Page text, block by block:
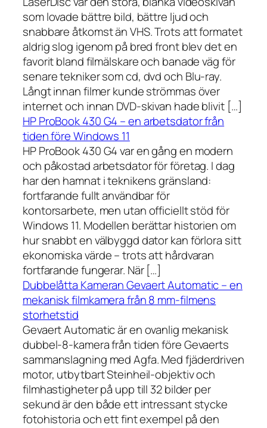
som lovade bättre bild, bättre ljud och
snabbare åtkomst än VHS. Trots att formatet
aldrig slog igenom på bred front blev det en
favorit bland filmälskare och banade väg för
senare tekniker som cd, dvd och Blu-ray.
Långt innan filmer kunde strömmas över
internet och innan DVD-skivan hade blivit […]
HP ProBook 430 G4 – en arbetsdator från
tiden före Windows 11
HP ProBook 430 G4 var en gång en modern
och påkostad arbetsdator för företag. I dag
har den hamnat i teknikens gränsland:
fortfarande fullt användbar för
kontorsarbete, men utan officiellt stöd för
Windows 11. Modellen berättar historien om
hur snabbt en välbyggd dator kan förlora sitt
ekonomiska värde – trots att hårdvaran
fortfarande fungerar. När […]
Dubbelåtta Kameran Gevaert Automatic – en
mekanisk filmkamera från 8 mm-filmens
storhetstid
Gevaert Automatic är en ovanlig mekanisk
dubbel-8-kamera från tiden före Gevaerts
sammanslagning med Agfa. Med fjäderdriven
motor, utbytbart Steinheil-objektiv och
filmhastigheter på upp till 32 bilder per
sekund är den både ett intressant stycke
fotohistoria och ett fint exempel på den